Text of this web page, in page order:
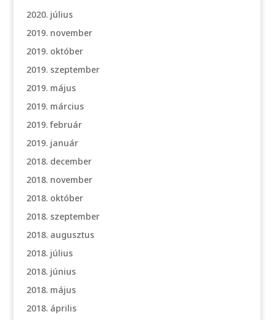
2020. július
2019. november
2019. október
2019. szeptember
2019. május
2019. március
2019. február
2019. január
2018. december
2018. november
2018. október
2018. szeptember
2018. augusztus
2018. július
2018. június
2018. május
2018. április